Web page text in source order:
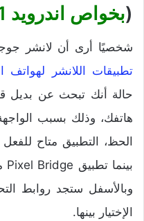
(بخواص اندرويد 11
شخصيًا أرى أن لانشر
تطبيقات اللانشر لهواتف
حالة أنك تبحث عن بديل
هاتفك، وذلك بسبب
وبالأسفل ستجد روابط
الإختيار بينها.